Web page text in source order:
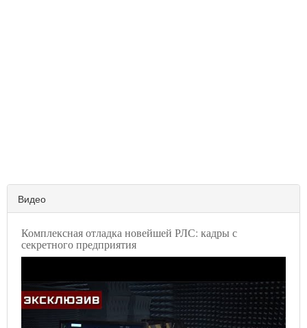
Видео
Комплексная отладка новейшей РЛС: кадры с
секретного предприятия